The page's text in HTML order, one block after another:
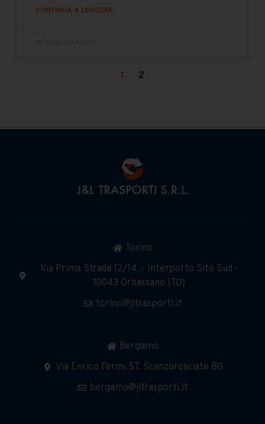
CONTINUA A LEGGERE
1 2
Torino
Via Prima Strada 12/14, - Interporto Sito Sud -
10043 Orbassano (TO)
torino@jltrasporti.it
Bergamo
Via Enrico Fermi 57. Scanzorosciate BG
bergamo@jltrasporti.it